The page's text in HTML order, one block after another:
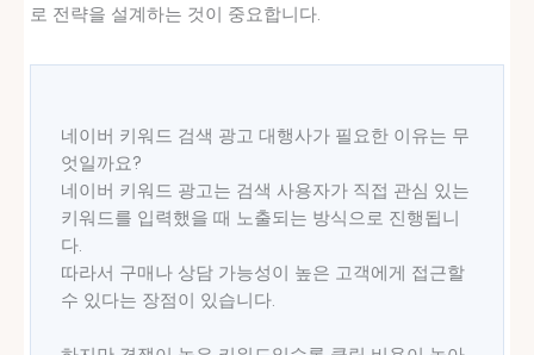
로 전략을 설계하는 것이 중요합니다.
네이버 키워드 검색 광고 대행사가 필요한 이유는 무
엇일까요?
네이버 키워드 광고는 검색 사용자가 직접 관심 있는
키워드를 입력했을 때 노출되는 방식으로 진행됩니
다.
따라서 구매나 상담 가능성이 높은 고객에게 접근할
수 있다는 장점이 있습니다.